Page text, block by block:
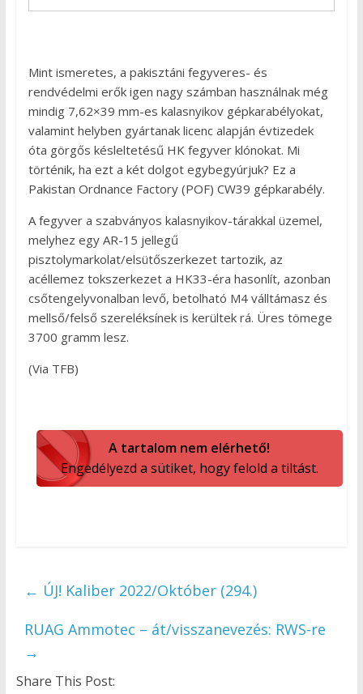
Mint ismeretes, a pakisztáni fegyveres- és
rendvédelmi erők igen nagy számban használnak még
mindig 7,62×39 mm-es kalasnyikov gépkarabélyokat,
valamint helyben gyártanak licenc alapján évtizedek
óta görgős késleltetésű HK fegyver klónokat. Mi
történik, ha ezt a két dolgot egybegyúrjuk? Ez a
Pakistan Ordnance Factory (POF) CW39 gépkarabély.
A fegyver a szabványos kalasnyikov-tárakkal üzemel,
melyhez egy AR-15 jellegű
pisztolymarkolat/elsütőszerkezet tartozik, az
acéllemez tokszerkezet a HK33-éra hasonlít, azonban
csőtengelyvonalban levő, betolható M4 válltámasz és
mellső/felső szereléksínek is kerültek rá. Üres tömege
3700 gramm lesz.
(Via TFB)
A tartalom nem elérhető!
Engedélyezd a sütiket, hogy felold a tiltást.
← ÚJ! Kaliber 2022/Október (294.)
RUAG Ammotec – át/visszanevezés: RWS-re
→
Share This Post: